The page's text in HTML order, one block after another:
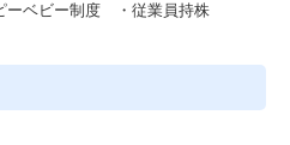
ベビー制度 ・従業員持株